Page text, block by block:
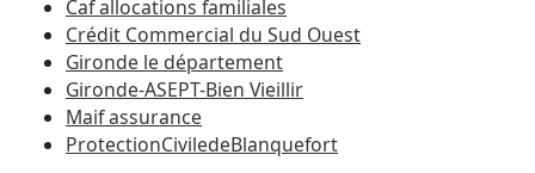
Caf allocations familiales
Crédit Commercial du Sud Ouest
Gironde le département
Gironde-ASEPT-Bien Vieillir
Maif assurance
ProtectionCiviledeBlanquefort